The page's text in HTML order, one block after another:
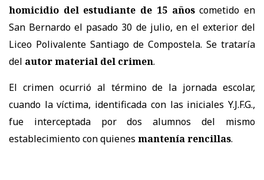
homicidio del estudiante de 15 añoscometido en
San Bernardo el pasado 30 de julio, en el exterior del
Liceo Polivalente Santiago de Compostela. Se trataría
del autor material del crimen.
El crimen ocurrió al término de la jornada escolar,
cuando la víctima, identificada con las iniciales Y.J.F.G.,
fue interceptada por dos alumnos del mismo
establecimiento con quienes mantenía rencillas.